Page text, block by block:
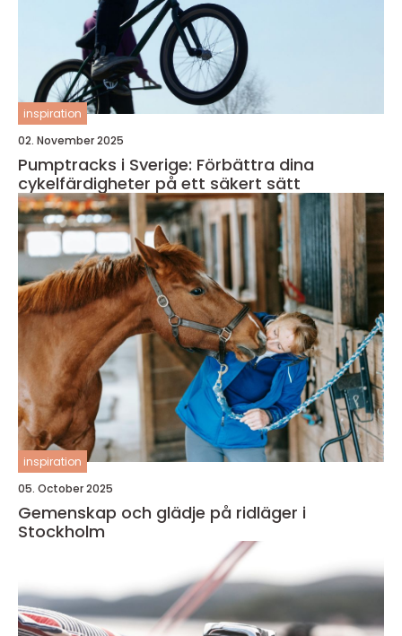
inspiration
02. November 2025
Pumptracks i Sverige: Förbättra dina
cykelfärdigheter på ett säkert sätt
inspiration
05. October 2025
Gemenskap och glädje på ridläger i
Stockholm